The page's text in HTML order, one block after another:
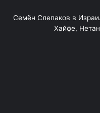
Семён Слепаков в
Хайфе,